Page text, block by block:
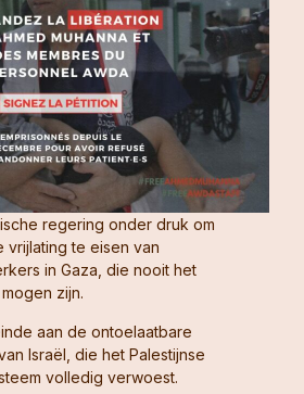
regering onder druk om
vrijlating te eisen van
in Gaza, die nooit het
zijn.
aan de ontoelaatbare
Israël, die het Palestijnse
volledig verwoest.